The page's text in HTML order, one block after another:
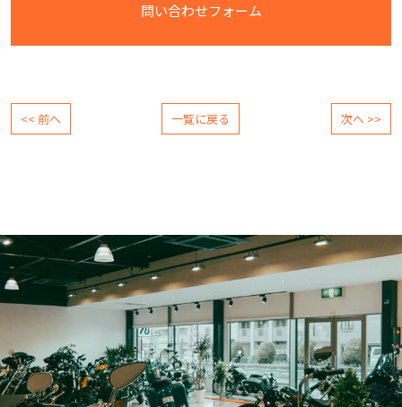
問い合わせフォーム
<< 前へ 一覧に戻る 次へ >>